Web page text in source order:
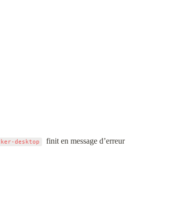
desktop
  finit en message d’erreur